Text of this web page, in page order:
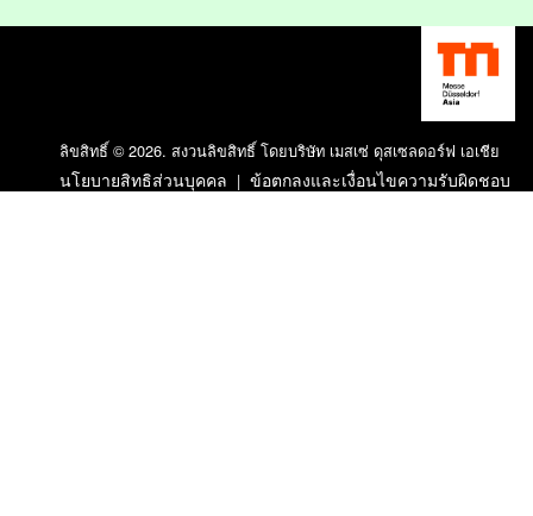
ลิขสิทธิ์ © 2026. สงวนลิขสิทธิ์ โดยบริษัท เมสเซ่ ดุสเซลดอร์ฟ เอเชีย
นโยบายสิทธิส่วนบุคคล | ข้อตกลงและเงื่อนไขความรับผิดชอบ